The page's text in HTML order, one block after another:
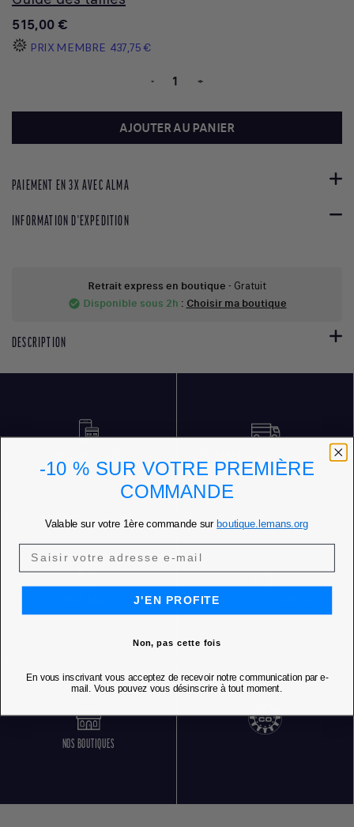
515,00 €
PRIX MEMBRE 437,75 €
- +
AJOUTER AU PANIER
PAIEMENT EN 3X AVEC ALMA
INFORMATION D'EXPEDITION
Retrait express en boutique - Gratuit
check_circle Disponible sous 2h : Choisir ma boutique
DESCRIPTION
LIVRAISON OFFERTE DÈS 85 € D'ACHATS
SERVICE CLIENT 5 JOURS SUR 7
NOS BOUTIQUES
-10 % SUR VOTRE PREMIÈRE
COMMANDE
Valable sur votre 1ère commande sur boutique.lemans.org
J'EN PROFITE
Non, pas cette fois
En vous inscrivant vous acceptez de recevoir notre communication par e-
mail. Vous pouvez vous désinscrire à tout moment.